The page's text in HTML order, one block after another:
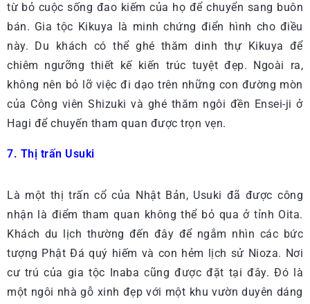
từ bỏ cuộc sống đao kiếm của họ để chuyển sang buôn
bán. Gia tộc Kikuya là minh chứng điển hình cho điều
này. Du khách có thể ghé thăm dinh thự Kikuya để
chiêm ngưỡng thiết kế kiến trúc tuyệt đẹp. Ngoài ra,
không nên bỏ lỡ việc đi dạo trên những con đường mòn
của Công viên Shizuki và ghé thăm ngôi đền Ensei-ji ở
Hagi để chuyến tham quan được trọn vẹn.
7. Thị trấn Usuki
Là một thị trấn cổ của Nhật Bản, Usuki đã được công
nhận là điểm tham quan không thể bỏ qua ở tỉnh Oita.
Khách du lịch thường đến đây để ngắm nhìn các bức
tượng Phật Đá quý hiếm và con hẻm lịch sử Nioza. Nơi
cư trú của gia tộc Inaba cũng được đặt tại đây. Đó là
một ngôi nhà gỗ xinh đẹp với một khu vườn duyên dáng